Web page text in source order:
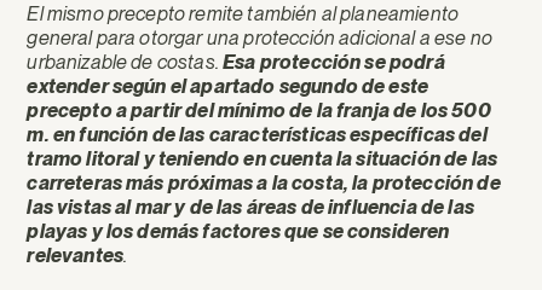
El mismo precepto remite también al planeamiento
general para otorgar una protección adicional a ese no
urbanizable de costas.Esa protección se podrá
extender según el apartado segundo de este
precepto a partir del mínimo de la franja de los 500
m. en función de las características específicas del
tramo litoral y teniendo en cuenta la situación de las
carreteras más próximas a la costa, la protección de
las vistas al mar y de las áreas de influencia de las
playas y los demás factores que se consideren
relevantes.